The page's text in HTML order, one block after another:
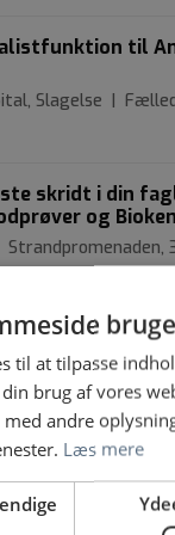
til
Slagelse |
skridt i din
og
søges til
Blegdamsvej 9,
søges til
vi
Blegdamsvej 9,
til at tilpasse
brug af vores
andre
Læs mere